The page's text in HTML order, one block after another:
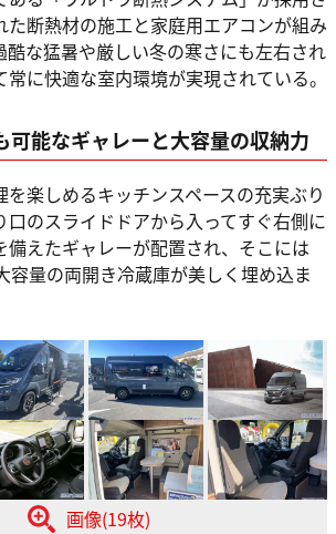
た断熱材の施工と家庭用エアコンが組み
酷な猛暑や厳しい冬の寒さにも左右され
に快適な室内環境が実現されている。
可能なギャレーと大容量の収納力
楽しめるキッチンスペースの充実ぶり
口のスライドドアから入ってすぐ右側に
備えたギャレーが配置され、そこには
容量の両開き冷蔵庫が美しく埋め込ま
画像(19枚)